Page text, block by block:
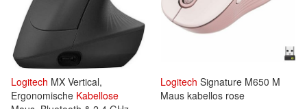
Logitech MX Vertical,
Ergonomische Kabellose
Logitech Signature M650 M
Maus kabellos rose